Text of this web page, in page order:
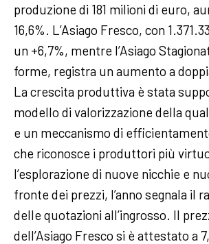
produzione di 181 milioni di euro,
16,6%. L’Asiago Fresco, con
un +6,7%, mentre l’Asiago
forme, registra un aumento a
La crescita produttiva è stata
modello di valorizzazione della
e un meccanismo di
che riconosce i produttori più
l’esplorazione di nuove nicchie e
fronte dei prezzi, l’anno segnala il
delle quotazioni all’ingrosso. Il
dell’Asiago Fresco si è attestato a